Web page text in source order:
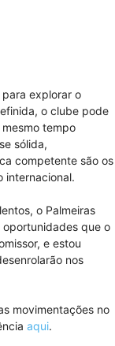
explorar o
o clube pode
tempo
sólida,
competente são os
internacional.
o Palmeiras
que o
e estou
nos
movimentações no
aqui.